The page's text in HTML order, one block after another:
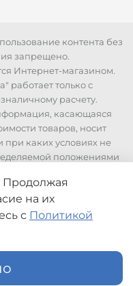
контента без
запрещено.
Интернет-магазином.
работает только с
расчету.
касающаяся
товаров, носит
каких условиях не
положениями
необходимо
телефонам указанным
Продолжая
на их
с Политикой